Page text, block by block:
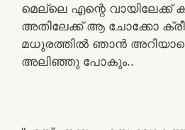
മെല്ലെ എന്റെ വായിലേക്ക്
അതിലേക്ക് ആ ചോക്കോ
മധുരത്തിൽ ഞാൻ
അലിഞ്ഞു പോകും..